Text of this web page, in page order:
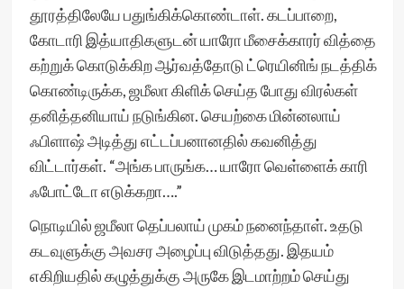
தூரத்திலேயே பதுங்கிக்கொண்டாள். கடப்பாறை,
கோடாரி இத்யாதிகளுடன் யாரோ மீசைக்காரர் வித்தை
கற்றுக் கொடுக்கிற ஆர்வத்தோடு ட்ரெயினிங் நடத்திக்
கொண்டிருக்க, ஜமீலா கிளிக் செய்த போது விரல்கள்
தனித்தனியாய் நடுங்கின. செயற்கை மின்னலாய்
ஃபிளாஷ் அடித்து எட்டப்பனானதில் கவனித்து
விட்டார்கள். “அங்க பாருங்க… யாரோ வெள்ளைக் காரி
ஃபோட்டோ எடுக்கறா….”
நொடியில் ஜமீலா தெப்பலாய் முகம் நனைந்தாள். உதடு
கடவுளுக்கு அவசர அழைப்பு விடுத்தது. இதயம்
எகிறியதில் கழுத்துக்கு அருகே இடமாற்றம் செய்து